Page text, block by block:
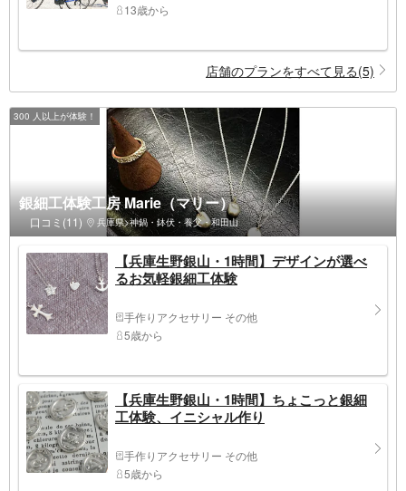
13歳から
店舗のプランをすべて見る(5)
300 人以上が体験！
銀細工体験工房 Marie（マリー）
口コミ(11) 兵庫県>神鍋・鉢伏・養父・和田山
【兵庫生野銀山・1時間】デザインが選べ
るお気軽銀細工体験
手作りアクセサリー その他
5歳から
【兵庫生野銀山・1時間】ちょこっと銀細
工体験、イニシャル作り
手作りアクセサリー その他
5歳から